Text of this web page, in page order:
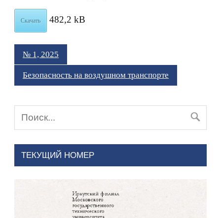
Скачать 482,2 kB
№ 1, 2025
Безопасность на воздушном транспорте
ТЕКУЩИЙ НОМЕР